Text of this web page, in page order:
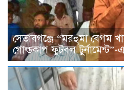
সেতাবগঞ্জে “মরহুমা বেগম
গোল্ডকাপ ফুটবল